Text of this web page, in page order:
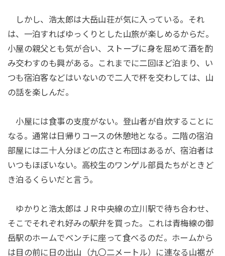
しかし、浩太郎は大岳山荘が気に入っている。それ
は、一泊すればゆっくりとした山旅が楽しめるからだ。
小屋の親父とも気が合い、ストーブに身を屈めて酒を酌
み交わすのも興がある。これまでに二回ほど泊まり、い
つも宿泊客などはいないので二人で杯を交わしては、山
の話を楽しんだ。
小屋には食事の支度がない。登山者が自炊することに
なる。通常は日帰りコースの休憩地となる。二階の宿泊
部屋には二十人分ほどの広さと布団はあるが、宿泊者は
いつもほぼいない。高校生のワンゲル部員たちがときど
き泊るくらいだと言う。
ゆかりと浩太郎はＪＲ中央線の立川駅で待ち合わせ、
そこでそれぞれ好みの駅弁を買った。これは青梅線の御
岳駅のホームでベンチに座って食べるのだ。ホームから
は目の前に日の出山（九〇二メートル）に連なる山裾が